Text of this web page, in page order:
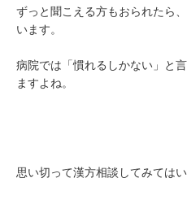
ずっと聞こえる方もおられたら
います。
病院では「慣れるしかない」と
ますよね。
思い切って漢方相談してみては